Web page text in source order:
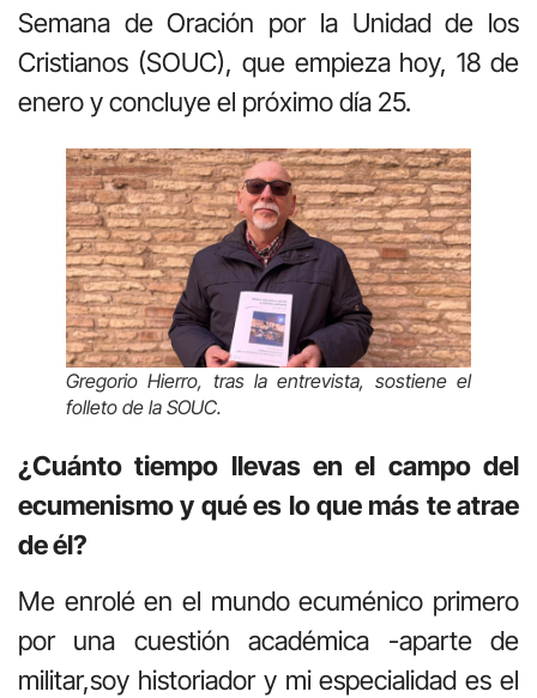
Semana de Oración por la Unidad de los
Cristianos (SOUC), que empieza hoy, 18 de
enero y concluye el próximo día 25.
Gregorio Hierro, tras la entrevista, sostiene el
folleto de la SOUC.
¿Cuánto tiempo llevas en el campo del
ecumenismo y qué es lo que más te atrae
de él?
Me enrolé en el mundo ecuménico primero
por una cuestión académica -aparte de
militar,soy historiador y mi especialidad es el